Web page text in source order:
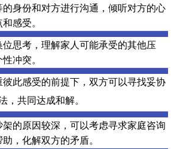
身份和对方进行沟通，倾听对方的心
感受。
思考，理解家人可能承受的其他压
冲突。
此感受的前提下，双方可以寻找妥协
，共同达成和解。
的原因较深，可以考虑寻求家庭咨询
，化解双方的矛盾。